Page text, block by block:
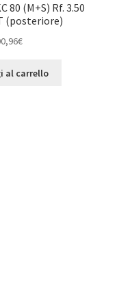
80 (M+S) Rf. 3.50
(posteriore)
€
al carrello